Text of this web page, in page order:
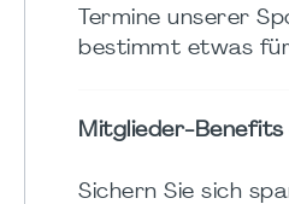
Termine unserer
bestimmt etwas
Mitglieder-Benefits
Sichern Sie sich